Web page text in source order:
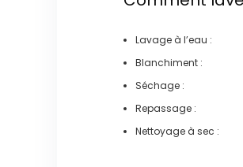
Lavage à l’eau :
Blanchiment :
Séchage :
Repassage :
Nettoyage à sec :